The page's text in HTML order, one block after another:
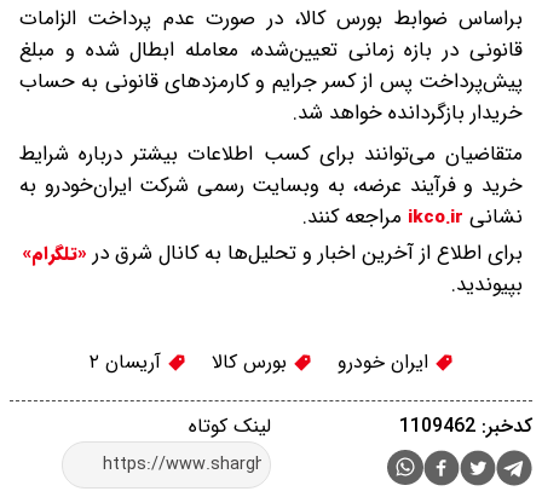
براساس ضوابط بورس کالا، در صورت عدم پرداخت الزامات
قانونی در بازه زمانی تعیین‌شده، معامله ابطال شده و مبلغ
پیش‌پرداخت پس از کسر جرایم و کارمزدهای قانونی به حساب
خریدار بازگردانده خواهد شد.
متقاضیان می‌توانند برای کسب اطلاعات بیشتر درباره شرایط
خرید و فرآیند عرضه، به وبسایت رسمی شرکت ایران‌خودرو به
نشانی ikco.ir مراجعه کنند.
برای اطلاع از آخرین اخبار و تحلیل‌ها به کانال شرق در «تلگرام»
بپیوندید.
ایران خودرو بورس کالا آریسان ۲
لینک کوتاه کدخبر: 1109462